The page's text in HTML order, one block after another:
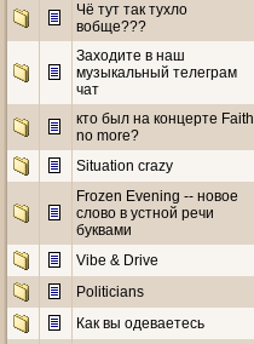
Чё тут так тухло
вобще???
Заходите в наш
музыкальный телеграм
чат
кто был на концерте Faith
no more?
Situation crazy
Frozen Evening -- новое
слово в устной речи
буквами
Vibe & Drive
Politicians
Как вы одеваетесь